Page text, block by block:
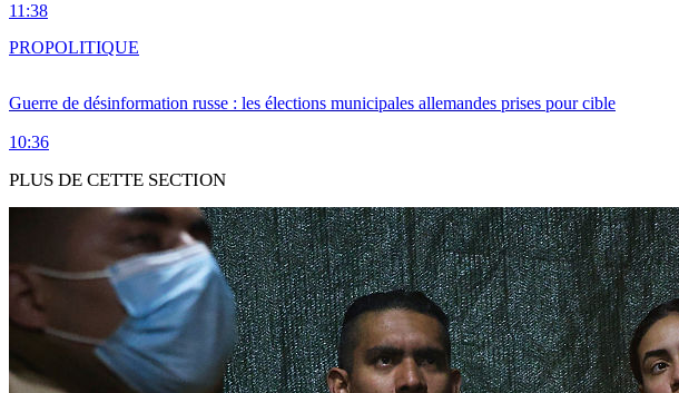
11:38
Guerre de désinformation russe : les élections municipales allemandes prises pour cible
10:36
PROPOLITIQUE
PLUS DE CETTE SECTION